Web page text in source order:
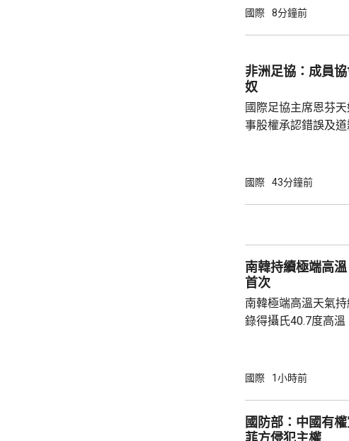
警方指，槍手當地早
槍手曾在課室外的
手槍換子彈。校方
園，共檢獲34發子彈
國際 8分鐘前
非洲足協：成員
奴
國際足協主席恩芬
事股權承認錯誤及
非洲足球的支持。主
申，對恩芬天奴擔
心，只要他繼續留任
國際 43分鐘前
南韓持續極端高
首次
南韓極端高溫天氣
錄得攝氏40.7度高溫
越、京畿道驪州市金
溫超過33度，是自
國際 1小時前
國防部：中國有